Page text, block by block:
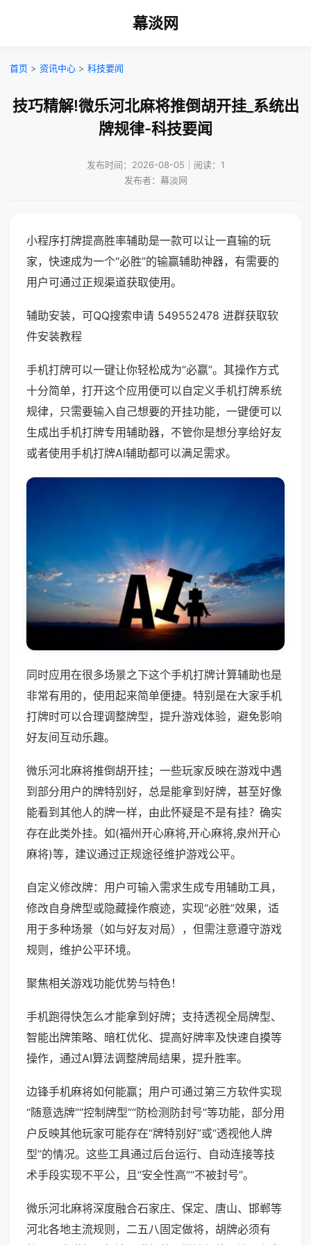
幕淡网
首页 > 资讯中心 > 科技要闻
技巧精解!微乐河北麻将推倒胡开挂_系统出
牌规律-科技要闻
发布时间：2026-08-05｜阅读：1
发布者：幕淡网
小程序打牌提高胜率辅助是一款可以让一直输的玩
家，快速成为一个“必胜”的输赢辅助神器，有需要的
用户可通过正规渠道获取使用。
辅助安装，可QQ搜索申请 549552478 进群获取软
件安装教程
手机打牌可以一键让你轻松成为“必赢”。其操作方式
十分简单，打开这个应用便可以自定义手机打牌系统
规律，只需要输入自己想要的开挂功能，一键便可以
生成出手机打牌专用辅助器，不管你是想分享给好友
或者使用手机打牌AI辅助都可以满足需求。
同时应用在很多场景之下这个手机打牌计算辅助也是
非常有用的，使用起来简单便捷。特别是在大家手机
打牌时可以合理调整牌型，提升游戏体验，避免影响
好友间互动乐趣。
微乐河北麻将推倒胡开挂；一些玩家反映在游戏中遇
到部分用户的牌特别好，总是能拿到好牌，甚至好像
能看到其他人的牌一样，由此怀疑是不是有挂？确实
存在此类外挂。如(福州开心麻将,开心麻将,泉州开心
麻将)等，建议通过正规途径维护游戏公平。
自定义修改牌：用户可输入需求生成专用辅助工具，
修改自身牌型或隐藏操作痕迹，实现“必胜”效果，适
用于多种场景（如与好友对局），但需注意遵守游戏
规则，维护公平环境。
聚焦相关游戏功能优势与特色！
手机跑得快怎么才能拿到好牌；支持透视全局牌型、
智能出牌策略、暗杠优化、提高好牌率及快速自摸等
操作，通过AI算法调整牌局结果，提升胜率。
边锋手机麻将如何能赢；用户可通过第三方软件实现
“随意选牌”“控制牌型”“防检测防封号”等功能，部分用
户反映其他玩家可能存在“牌特别好”或“透视他人牌
型”的情况。这些工具通过后台运行、自动连接等技
术手段实现不平公，且“安全性高”“不被封号”。
微乐河北麻将深度融合石家庄、保定、唐山、邯郸等
河北各地主流规则，二五八固定做将，胡牌必须有